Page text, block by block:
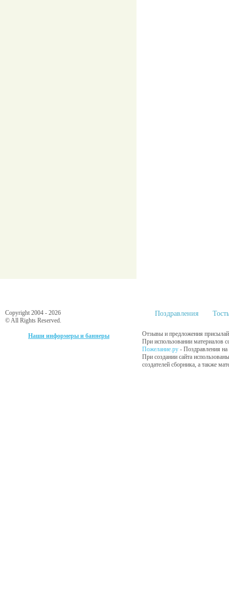
Copyright 2004 - 2026
© All Rights Reserved.
Наши информеры и баннеры
Поздравления
Отзывы и предложения
При использовании материалов
Пожелание.ру - Поздравления на
При создании сайта
создателей сборника, а также